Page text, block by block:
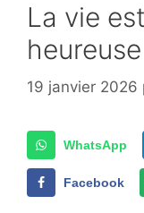
La vie
heureuse
19 janvier 2026
WhatsApp
Facebook